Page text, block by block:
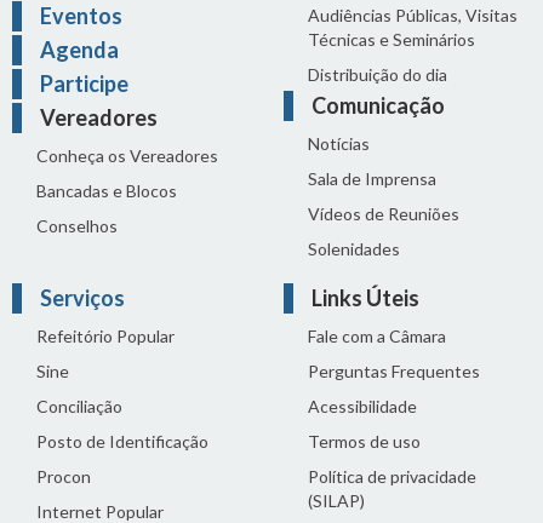
Eventos
Agenda
Participe
Vereadores
Conheça os Vereadores
Bancadas e Blocos
Conselhos
Audiências Públicas, Visitas
Técnicas e Seminários
Distribuição do dia
Comunicação
Notícias
Sala de Imprensa
Vídeos de Reuniões
Solenidades
Serviços
Refeitório Popular
Sine
Conciliação
Posto de Identificação
Procon
Internet Popular
Links Úteis
Fale com a Câmara
Perguntas Frequentes
Acessibilidade
Termos de uso
Política de privacidade
(SILAP)